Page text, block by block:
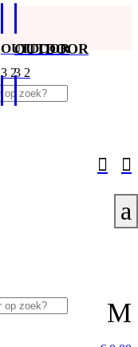


OUTDOOR
M
OUTDOOR
a